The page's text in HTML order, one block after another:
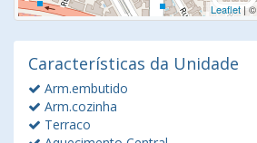
Leaflet| ©
Características da Unidade
Arm.embutido
Arm.cozinha
Terraco